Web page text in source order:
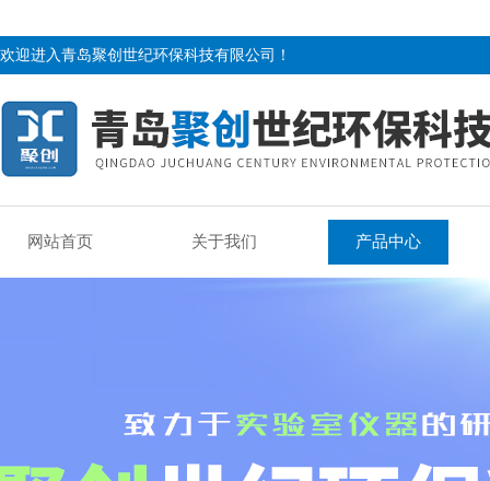
欢迎进入青岛聚创世纪环保科技有限公司！
网站首页 关于我们 产品中心